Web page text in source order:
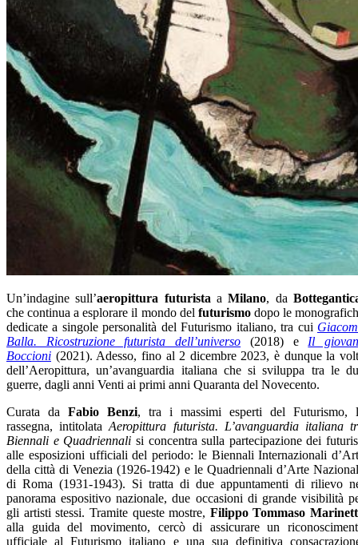
Un’indagine sull’aeropittura futuristaaMilano, da
che continua a esplorare il mondo del futurismo dopo le
dedicate a singole personalità del Futurismo italiano, tra cui
Balla. Ricostruzione futurista dell’universo (2018) e Il
Boccioni (2021). Adesso, fino al 2 dicembre 2023, è dunque la
dell’Aeropittura, un’avanguardia italiana che si sviluppa tra le
guerre, dagli anni Venti ai primi anni Quaranta del Novecento.
Curata da Fabio Benzi, tra i massimi esperti del Futurismo,
rassegna, intitolataAeropittura futurista. L’avanguardia italiana
Biennali e Quadriennali si concentra sulla partecipazione dei
alle esposizioni ufficiali del periodo: le Biennali Internazionali
della città di Venezia (1926-1942) e le Quadriennali d’Arte
di Roma (1931-1943). Si tratta di due appuntamenti di rilievo
panorama espositivo nazionale, due occasioni di grande visibilità
gli artisti stessi. Tramite queste mostre, Filippo Tommaso
alla guida del movimento, cercò di assicurare un
ufficiale al Futurismo italiano e una sua definitiva